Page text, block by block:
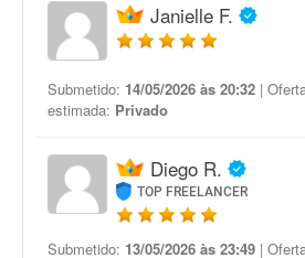
Janielle F.
Submetido: 14/05/2026 às 20:32 |
estimada: Privado
Diego R.
TOP FREELANCER
Submetido: 13/05/2026 às 23:49 |